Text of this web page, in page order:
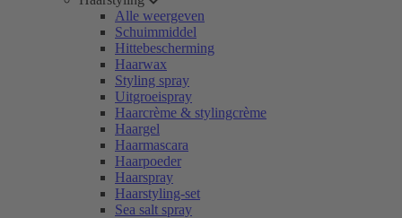
Alle weergeven
Schuimmiddel
Hittebescherming
Haarwax
Styling spray
Uitgroeispray
Haarcrème & stylingcrème
Haargel
Haarmascara
Haarpoeder
Haarspray
Haarstyling-set
Sea salt spray